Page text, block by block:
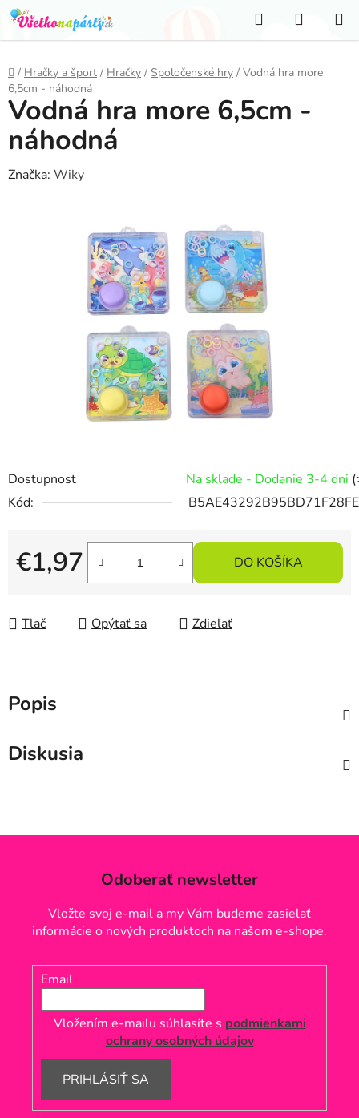
Prejsť
na
obsah
Hľadať
KOŠÍK
Domov
/ Hračky a šport / Hračky / Spoločenské hry / Vodná hra more
6,5cm - náhodná
Dostupnosť Na sklade - Dodanie 3-4 dni
Kód:
€1,97
Jednotková cena:
DO KOŠÍKA
Tlač Opýtať sa Zdieľať
Vodná hra more 6,5cm -
náhodná
Značka: Wiky
Popis
Diskusia
Odoberať newsletter
Vložte svoj e-mail a my Vám budeme zasielať
informácie o nových produktoch na našom e-shope.
Email
Vložením e-mailu súhlasíte s podmienkami
ochrany osobných údajov
PRIHLÁSIŤ SA